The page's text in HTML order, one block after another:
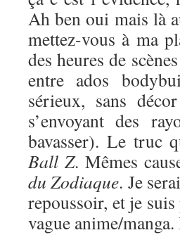
Ah ben oui mais là
mettez-vous à ma
des heures de
entre ados
sérieux, sans
s’envoyant des
bavasser). Le truc
Ball Z. Mêmes
du Zodiaque. Je
repoussoir, et je
vague anime/